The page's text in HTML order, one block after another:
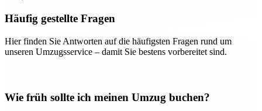
Häufig gestellte Fragen
Hier finden Sie Antworten auf die häufigsten Fragen rund um
unseren Umzugsservice – damit Sie bestens vorbereitet sind.
Wie früh sollte ich meinen Umzug buchen?